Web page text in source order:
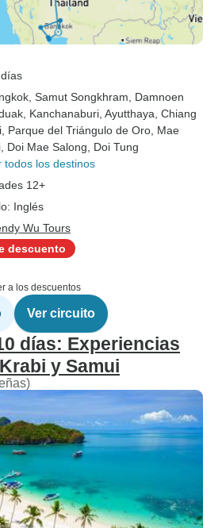
, Samut Songkhram , Damnoen
, Kanchanaburi , Ayutthaya , Chiang
, Parque del Triángulo de Oro , Mae
, Doi Mae Salong , Doi Tung
todos los destinos
12+
Inglés
Wu Tours
descuento
a los descuentos
Ver circuito
días: Experiencias
y Samui